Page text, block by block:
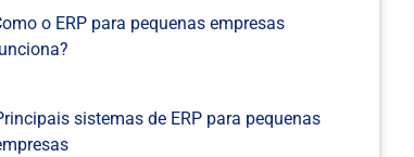
o ERP para pequenas empresas
sistemas de ERP para pequenas